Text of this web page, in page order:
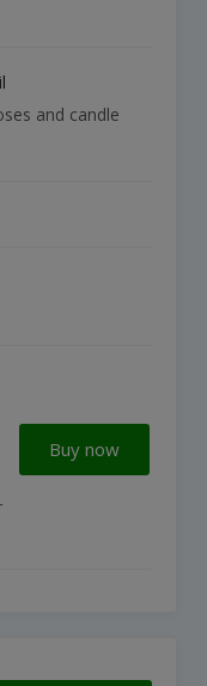
and candle
Buy now